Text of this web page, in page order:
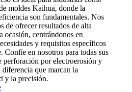
moldes Kaihua, donde la
son fundamentales. Nos
de ofrecer resultados de alta
ocasión, centrándonos en
y requisitos específicos
Confíe en nosotros para todas sus
perforación por electroerosión y
que marcan la
y la precisión.